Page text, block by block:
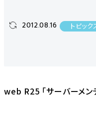
2012.08.16 トピック
web R25 「サーバーメン